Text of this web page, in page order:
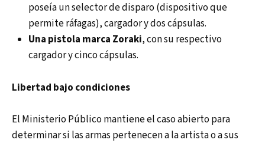
poseía un selector de disparo (dispositivo que
permite ráfagas), cargador y dos cápsulas.
Una pistola marca Zoraki, con su respectivo
cargador y cinco cápsulas.
Libertad bajo condiciones
El Ministerio Público mantiene el caso abierto para
determinar si las armas pertenecen a la artista o a sus